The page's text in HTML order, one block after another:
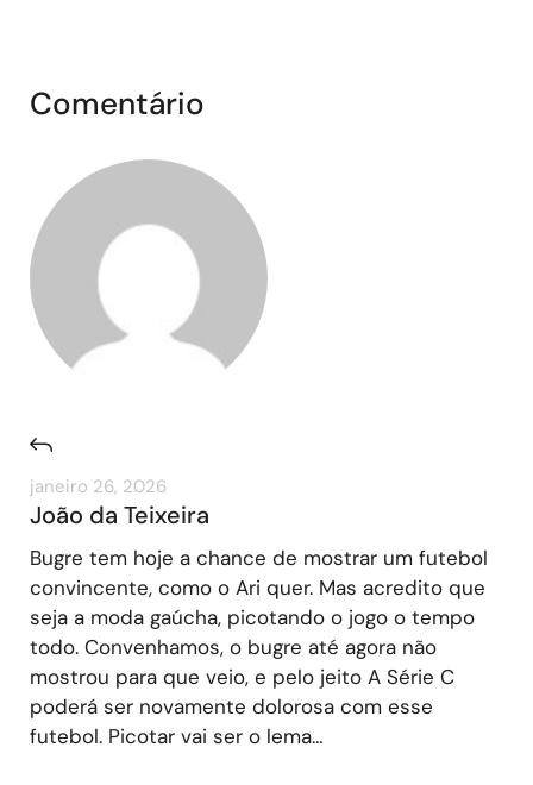
Comentário
janeiro 26, 2026
João da Teixeira
Bugre tem hoje a chance de mostrar um futebol
convincente, como o Ari quer. Mas acredito que
seja a moda gaúcha, picotando o jogo o tempo
todo. Convenhamos, o bugre até agora não
mostrou para que veio, e pelo jeito A Série C
poderá ser novamente dolorosa com esse
futebol. Picotar vai ser o lema…